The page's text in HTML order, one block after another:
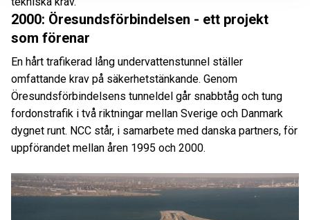
2000: Öresundsförbindelsen - ett projekt
som förenar
En hårt trafikerad lång undervattenstunnel ställer
omfattande krav på säkerhetstänkande. Genom
Öresundsförbindelsens tunneldel går snabbtåg och tung
fordonstrafik i två riktningar mellan Sverige och Danmark
dygnet runt. NCC står, i samarbete med danska partners, för
uppförandet mellan åren 1995 och 2000.